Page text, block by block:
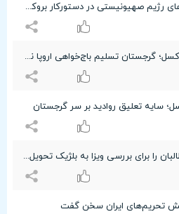
ممنوعیت واردات کالا از شهرک‌های رژیم صهیونیستی در دستورکار بروکسل
پاسخ تفلیس به تحریم‌های بروکسل؛ گرجستان تسلیم باج‌خواهی اروپا نمی‌شود
سایه تعلیق روادید بر سر گرجستان
کمیسیون اروپا اسامی هیئت طالبان را برای بررسی ویزا به بلژیک تحویل داد
تحریم‌های ایران سخن گفت